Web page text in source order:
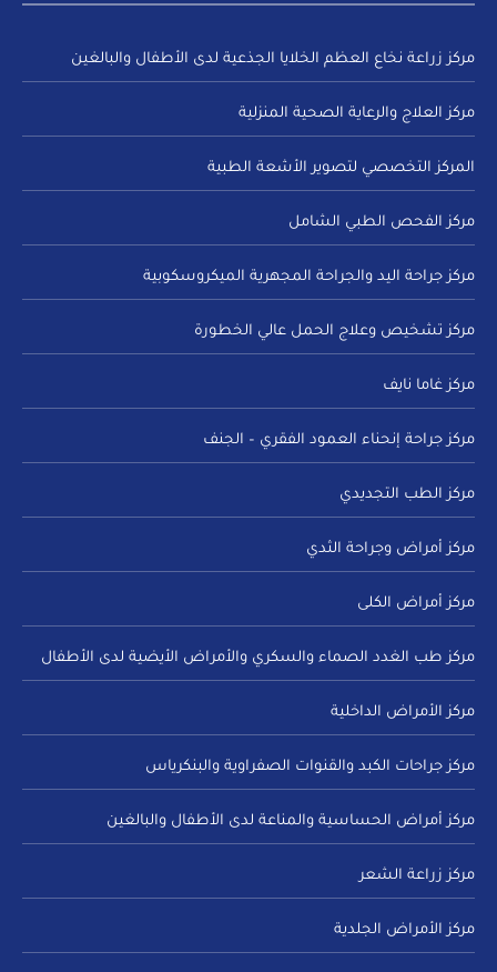
مركز زراعة نخاع العظم الخلايا الجذعية لدى الأطفال والبالغين
مركز العلاج والرعاية الصحية المنزلية
المركز التخصصي لتصوير الأشعة الطبية
مركز الفحص الطبي الشامل
مركز جراحة اليد والجراحة المجهرية الميكروسكوبية
مركز تشخيص وعلاج الحمل عالي الخطورة
مركز غاما نايف
مركز جراحة إنحناء العمود الفقري – الجنف
مركز الطب التجديدي
مركز أمراض وجراحة الثدي
مركز أمراض الكلى
مركز طب الغدد الصماء والسكري والأمراض الأيضية لدى الأطفال
مركز الأمراض الداخلية
مركز جراحات الكبد والقنوات الصفراوية والبنكرياس
مركز أمراض الحساسية والمناعة لدى الأطفال والبالغين
مركز زراعة الشعر
مركز الأمراض الجلدية